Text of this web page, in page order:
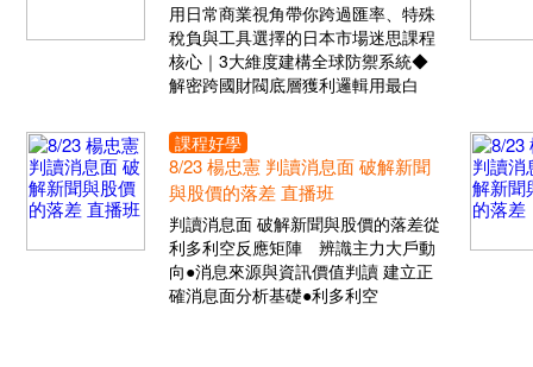
用日常商業視角帶你跨過匯率、特殊
稅負與工具選擇的日本市場迷思課程
核心｜3大維度建構全球防禦系統◆
解密跨國財閥底層獲利邏輯用最白
課程好學
8/23 楊忠憲 判讀消息面 破解新聞
與股價的落差 直播班
判讀消息面 破解新聞與股價的落差從
利多利空反應矩陣 辨識主力大戶動
向●消息來源與資訊價值判讀 建立正
確消息面分析基礎●利多利空